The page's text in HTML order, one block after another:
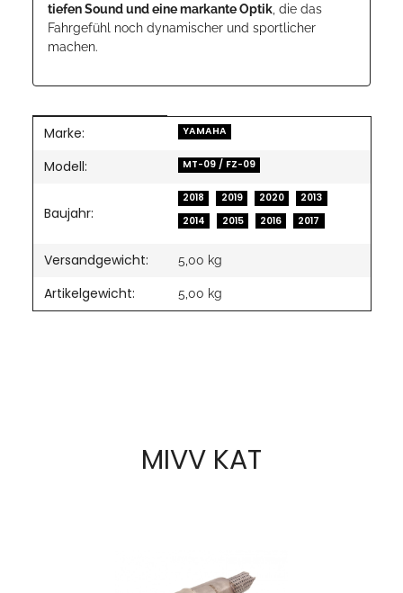
tiefen Sound und eine markante Optik , die das
Fahrgefühl noch dynamischer und sportlicher
machen.
Produkteigenschaft
Wert
Marke: YAMAHA
Modell: MT-09 / FZ-09
Baujahr:
2018 2019 2020
2013
2014
2015 2016 2017
Versandgewicht: 5,00 kg
Artikelgewicht: 5,00 kg
MIVV KAT